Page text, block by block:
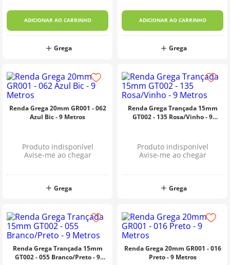
ADICIONAR AO CARRINHO
Grega
ADICIONAR AO CARRINHO
Grega
Renda Grega 20mm GR001 - 062
Azul Bic - 9 Metros
Produto indisponível
Avise-me ao chegar
Grega
Renda Grega Trançada 15mm
GT002 - 135 Rosa/Vinho - 9
Produto indisponível
Avise-me ao chegar
Grega
Renda Grega Trançada 15mm
GT002 - 055 Branco/Preto - 9
Renda Grega 20mm GR001 - 016
Preto - 9 Metros